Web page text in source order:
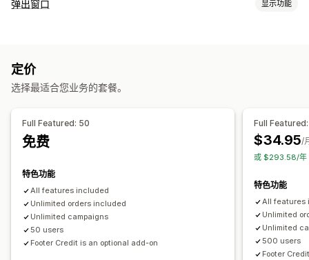
问卷奖励
公平选择 电子邮件确认
品牌营销 折扣码
在线店面小组件
弹出窗口 显示功能
退出意图
问卷调查 测验 自定义弹出窗口
编辑器工具
短信获取名单
宣传活动
定价
选择最适合您业务的套餐。
Full Featured: 50
免费
特色功能
All features included
Unlimited orders included
Unlimited campaigns
50 users
Footer Credit is an optional add-on
Full
$34.95/
或 $293.58/年
特色功能
All features
Unlimited
Unlimited
500 users
Footer